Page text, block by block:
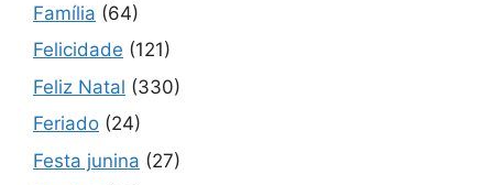
Família (64)
Felicidade (121)
Feliz Natal (330)
Feriado (24)
Festa junina (27)